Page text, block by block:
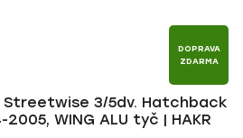
DOPRAVA
ZDARMA
Streetwise 3/5dv. Hatchback
WING ALU tyč | HAKR